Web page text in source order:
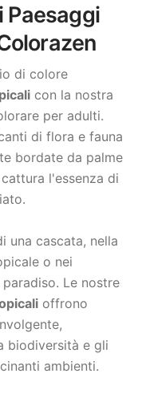
Paesaggi
di colore
con la nostra
per adulti.
di flora e fauna
bordate da palme
l'essenza di
una cascata, nella
o nei
Le nostre
offrono
biodiversità e gli
ambienti.